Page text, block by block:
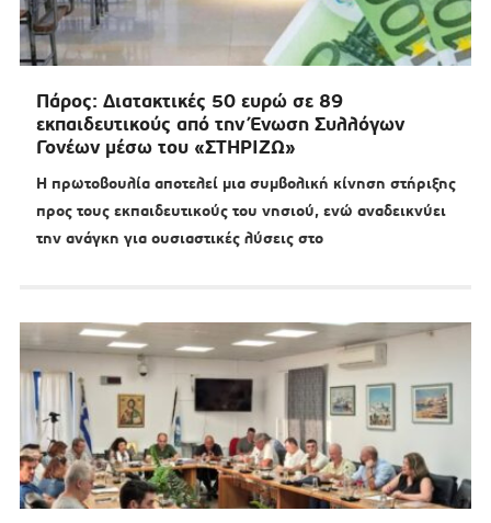
Πάρος: Διατακτικές 50 ευρώ σε 89
εκπαιδευτικούς από την Ένωση Συλλόγων
Γονέων μέσω του «ΣΤΗΡΙΖΩ»
Η πρωτοβουλία αποτελεί μια συμβολική κίνηση στήριξης
προς τους εκπαιδευτικούς του νησιού, ενώ αναδεικνύει
την ανάγκη για ουσιαστικές λύσεις στο